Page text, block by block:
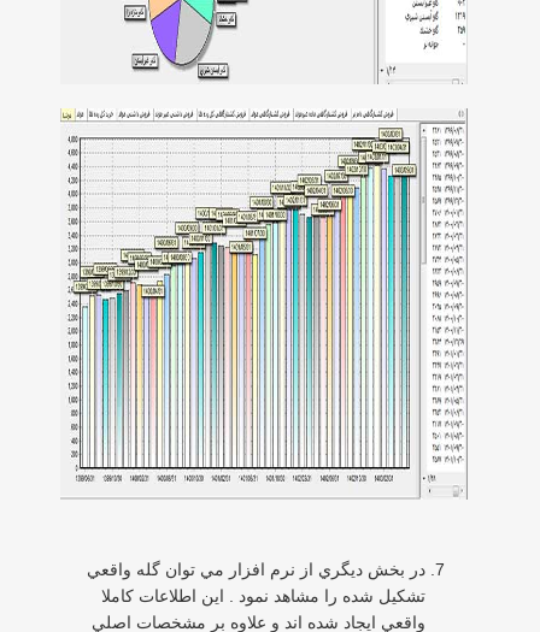
در بخش ديگري از نرم افزار مي توان گله واقعي
تشكيل شده را مشاهد نمود . اين اطلاعات كاملا
واقعي ايجاد شده اند و علاوه بر مشخصات اصلي